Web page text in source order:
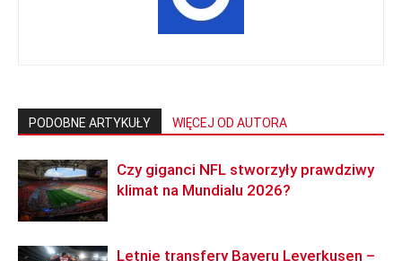
PODOBNE ARTYKUŁY WIĘCEJ OD AUTORA
Czy giganci NFL stworzyły prawdziwy
klimat na Mundialu 2026?
Letnie transfery Bayeru Leverkusen –